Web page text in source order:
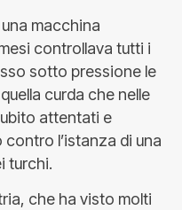
macchina
controllava tutti i
sotto pressione le
curda che nelle
attentati e
l’istanza di una
turchi.
che ha visto molti